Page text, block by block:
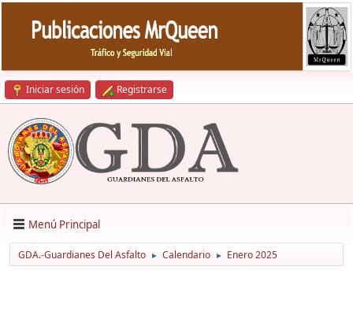
Iniciar sesión Registrarse
Menú Principal
GDA.-Guardianes Del Asfalto ► Calendario ► Enero 2025